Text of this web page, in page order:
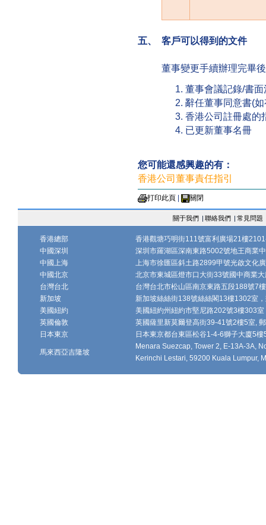
五、 客戶可以得到的文件
董事變更手續辦理完畢
董事會議記錄/書面
辭任董事同意書(如
香港公司註冊處的
已更新董事名冊
您可能還感興趣的有：
香港公司董事責任指引
打印此頁 關閉
關于我們 | 聯絡我們 | 常見問題
香港總部
香港觀塘巧明街111號富利廣場21樓
中國深圳
深圳市羅湖區深南東路5002號地王商業
中國上海
上海市徐匯區斜土路2899甲號光啟文化
中國北京
北京市東城區燈市口大街33號國中商業
台灣台北
台灣台北市松山區南京東路五段188號7
新加坡
新加坡絲絲街138號絲絲閣13樓1302室
美國紐約
美國紐約州紐約市堅尼路202號3樓303
英國倫敦
英國薩里新莫爾登高街39-41號2樓5室,
日本東京
日本東京都台東區松谷1-4-6獅子大廈5
馬來西亞吉隆坡
Menara Suezcap, Tower 2, E-13A-3A,
Kerinchi Lestari, 59200 Kuala Lumpur,